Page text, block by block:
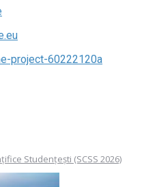
project-60222120a
Studențești (SCSS 2026)